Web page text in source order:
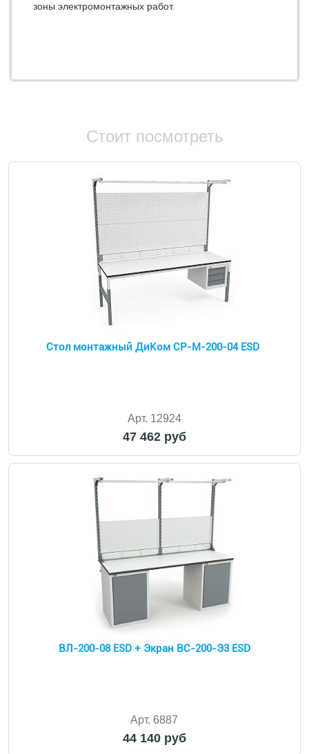
зоны электромонтажных работ.
Стоит посмотреть
Стол монтажный ДиКом СР-М-200-04 ESD
Арт. 12924
47 462 руб
ВЛ-200-08 ESD + Экран ВС-200-Э3 ESD
Арт. 6887
44 140 руб